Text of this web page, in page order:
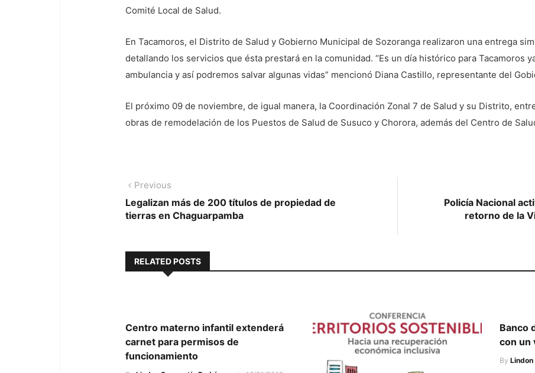
Comité Local de Salud.
En Tacamoros, el Distrito de Salud y Gobierno Municipal de Sozoranga realizaron una entrega
detallando los servicios que ésta prestará en la comunidad. “Es un día histórico para Tacamoros
ambulancia y así podremos salvar algunas vidas” mencionó Diana Castillo, representante del
El próximo 09 de noviembre, de igual manera, la Coordinación Zonal 7 de Salud y su Distrito,
obras de remodelación de los Puestos de Salud de Susuco y Chorora, además del Centro de
Navegación
de
Previous
post:
Legalizan más de 200 títulos de propiedad de
tierras en Chaguarpamba
Policía Nacional
retorno de la
RELATED POSTS
Centro materno infantil extenderá
carnet para permisos de
funcionamiento
Banco
con un
By